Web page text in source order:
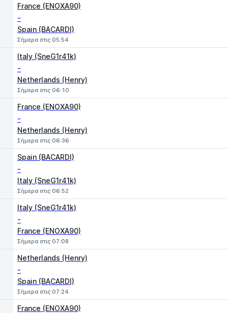
France (ENOXA90)
-
Spain (BACARDI)
Σήμερα στις 05:54
Italy (SneG1r41k)
-
Netherlands (Henry)
Σήμερα στις 06:10
France (ENOXA90)
-
Netherlands (Henry)
Σήμερα στις 06:36
Spain (BACARDI)
-
Italy (SneG1r41k)
Σήμερα στις 06:52
Italy (SneG1r41k)
-
France (ENOXA90)
Σήμερα στις 07:08
Netherlands (Henry)
-
Spain (BACARDI)
Σήμερα στις 07:24
France (ENOXA90)